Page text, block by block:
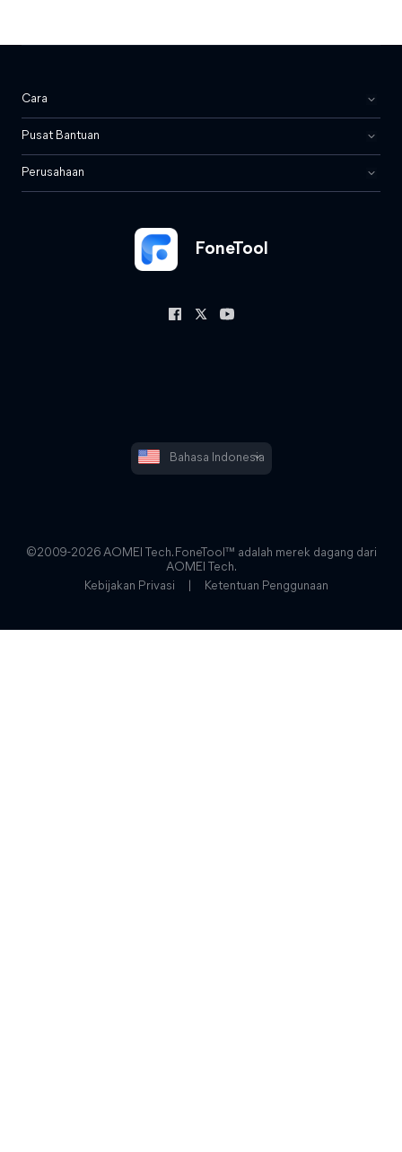
FoneTool
Bahasa Indonesia
Cara
Pusat Bantuan
Perusahaan
©2009-2026 AOMEI Tech. FoneTool™ adalah merek dagang dari
AOMEI Tech.
Kebijakan Privasi
Ketentuan Penggunaan